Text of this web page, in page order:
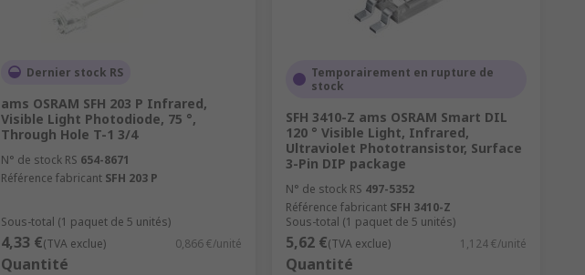
Dernier stock RS
ams OSRAM SFH 203 P Infrared,
Visible Light Photodiode, 75 °,
Through Hole T-1 3/4
N° de stock RS 654-8671
Référence fabricant SFH 203 P
Sous-total (1 paquet de 5 unités)
4,33 €(TVA exclue) 0,866 €/unité
Quantité
Temporairement en rupture de
stock
SFH 3410-Z ams OSRAM Smart DIL
120 ° Visible Light, Infrared,
Ultraviolet Phototransistor, Surface
3-Pin DIP package
N° de stock RS 497-5352
Référence fabricant SFH 3410-Z
Sous-total (1 paquet de 5 unités)
5,62 €(TVA exclue) 1,124 €/unité
Quantité